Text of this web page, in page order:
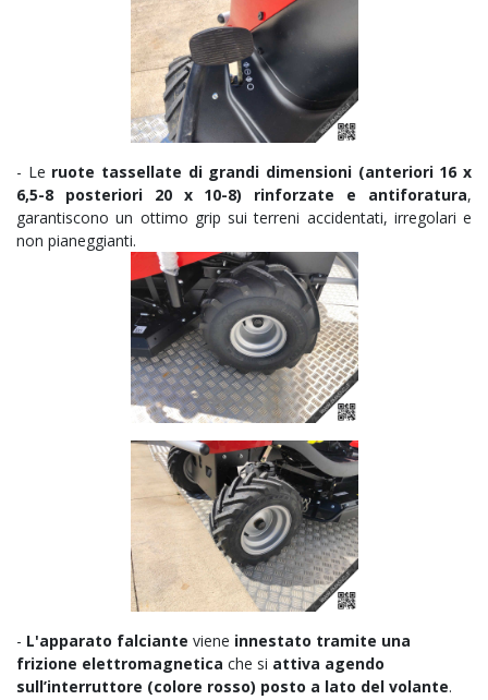
- Le ruote tassellate di grandi dimensioni (anteriori 16 x
6,5-8 posteriori 20 x 10-8)
rinforzate e antiforatura,
garantiscono un ottimo grip sui terreni accidentati, irregolari e
non pianeggianti.
- L'apparato falciante viene innestato tramite una
frizione elettromagnetica che si attiva agendo
sull’interruttore (colore rosso) posto a lato del volante.